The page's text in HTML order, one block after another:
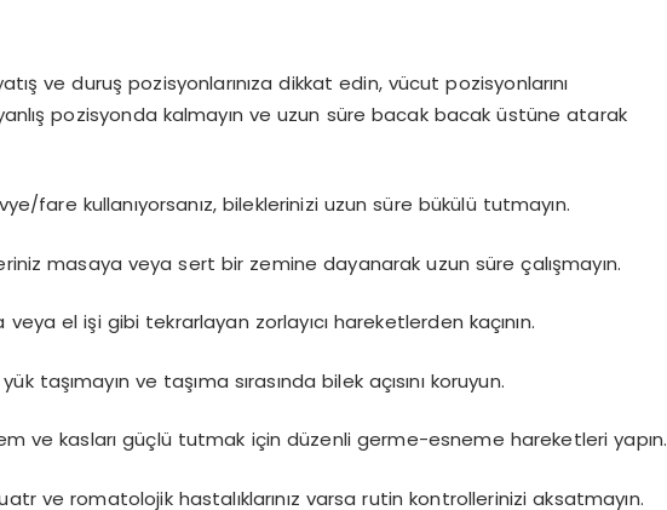
ve duruş pozisyonlarınıza dikkat edin, vücut pozisyonlarını
pozisyonda kalmayın ve uzun süre bacak bacak üstüne atarak
fare kullanıyorsanız, bileklerinizi uzun süre bükülü tutmayın.
masaya veya sert bir zemine dayanarak uzun süre çalışmayın.
veya el işi gibi tekrarlayan zorlayıcı hareketlerden kaçının.
taşımayın ve taşıma sırasında bilek açısını koruyun.
ve kasları güçlü tutmak için düzenli germe-esneme hareketleri yapın.
ve romatolojik hastalıklarınız varsa rutin kontrollerinizi aksatmayın.